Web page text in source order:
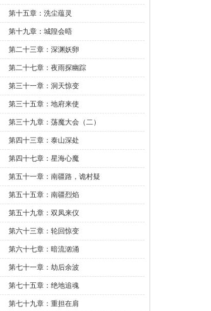
第十五章：洗尘蕴灵
第十九章：城隍会晤
第二十三章：深渊妖卵
第二十七章：夜雨探幽踪
第三十一章：洞天惊变
第三十五章：地府来使
第三十九章：荡魔大会（二）
第四十三章：泰山深处
第四十七章：星海心魔
第五十一章：南疆路，诡村疑
第五十五章：南疆烈焰
第五十九章：双凤来仪
第六十三章：轮回惊变
第六十七章：暗流汹涌
第七十一章：劫后余波
第七十五章：绝地追魂
第七十九章：重担在肩